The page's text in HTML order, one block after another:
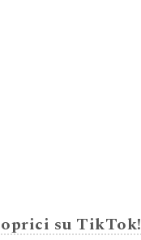
su TikTok!